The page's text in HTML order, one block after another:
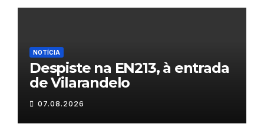
NOTÍCIA
Despiste na EN213, à entrada
de Vilarandelo
07.08.2026